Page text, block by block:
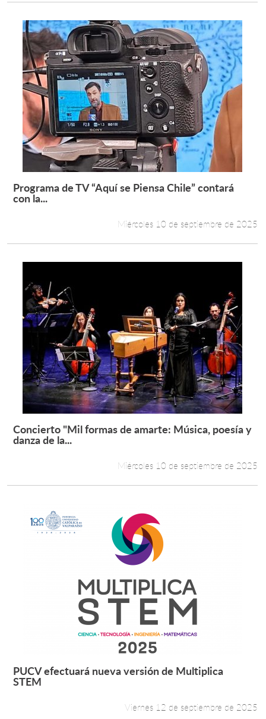
Leer más +
Programa de TV “Aquí se Piensa Chile” contará
con la...
Miércoles 10 de septiembre de 2025
Leer más +
Concierto "Mil formas de amarte: Música, poesía y
danza de la...
Miércoles 10 de septiembre de 2025
Leer más +
PUCV efectuará nueva versión de Multiplica
STEM
Viernes 12 de septiembre de 2025